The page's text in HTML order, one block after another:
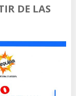
DE LAS